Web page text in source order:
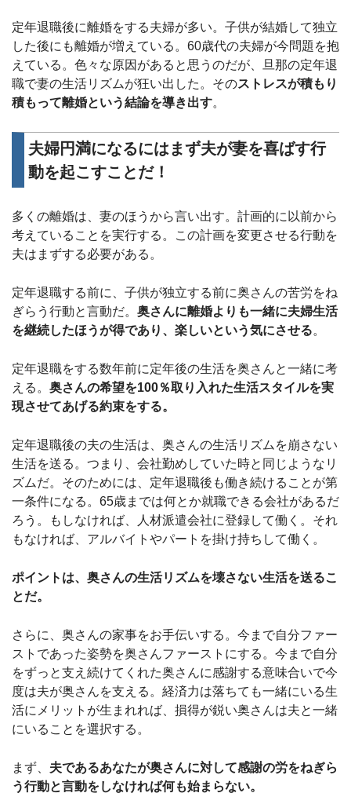
定年退職後に離婚をする夫婦が多い。子供が結婚して独立
した後にも離婚が増えている。60歳代の夫婦が今問題を抱
えている。色々な原因があると思うのだが、旦那の定年退
職で妻の生活リズムが狂い出した。そのストレスが積もり
積もって離婚という結論を導き出す。
夫婦円満になるにはまず夫が妻を喜ばす行
動を起こすことだ！
多くの離婚は、妻のほうから言い出す。計画的に以前から
考えていることを実行する。この計画を変更させる行動を
夫はまずする必要がある。
定年退職する前に、子供が独立する前に奥さんの苦労をね
ぎらう行動と言動だ。 奥さんに離婚よりも一緒に夫婦生活
を継続したほうが得であり、楽しいという気にさせる。
定年退職をする数年前に定年後の生活を奥さんと一緒に考
える。 奥さんの希望を100％取り入れた生活スタイルを実
現させてあげる約束をする。
定年退職後の夫の生活は、奥さんの生活リズムを崩さない
生活を送る。つまり、会社勤めしていた時と同じようなリ
ズムだ。そのためには、定年退職後も働き続けることが第
一条件になる。65歳までは何とか就職できる会社があるだ
ろう。もしなければ、人材派遣会社に登録して働く。それ
もなければ、アルバイトやパートを掛け持ちして働く。
ポイントは、奥さんの生活リズムを壊さない生活を送るこ
とだ。
さらに、奥さんの家事をお手伝いする。今まで自分ファー
ストであった姿勢を奥さんファーストにする。今まで自分
をずっと支え続けてくれた奥さんに感謝する意味合いで今
度は夫が奥さんを支える。経済力は落ちても一緒にいる生
活にメリットが生まれれば、損得が鋭い奥さんは夫と一緒
にいることを選択する。
まず、 夫であるあなたが奥さんに対して感謝の労をねぎら
う行動と言動をしなければ何も始まらない。